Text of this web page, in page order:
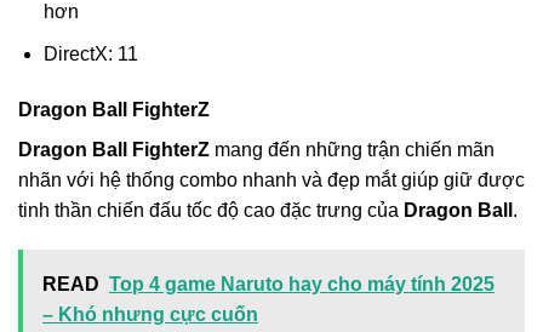
hơn
DirectX: 11
Dragon Ball FighterZ
Dragon Ball FighterZ mang đến những trận chiến mãn
nhãn với hệ thống combo nhanh và đẹp mắt giúp giữ được
tinh thần chiến đấu tốc độ cao đặc trưng của Dragon Ball .
READ Top 4 game Naruto hay cho máy tính 2025
– Khó nhưng cực cuốn